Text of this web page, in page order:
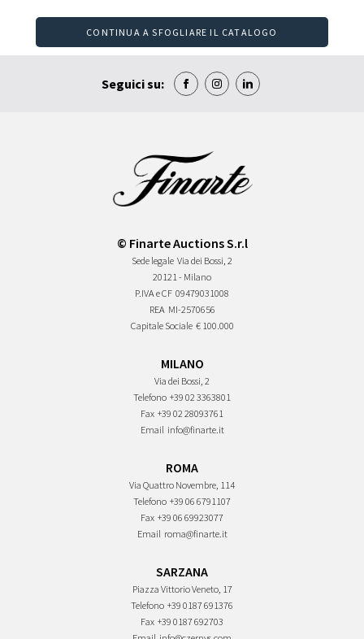
CONTINUA A SFOGLIARE IL CATALOGO
Seguici su:
© Finarte Auctions S.r.l
Sede legale Via dei Bossi, 2
20121 - Milano
P.IVA e CF 09479031008
REA MI-2570656
Capitale Sociale € 100.000
MILANO
Via dei Bossi, 2
Telefono +39 02 3363801
Fax +39 02 28093761
Email info@finarte.it
ROMA
Via Quattro Novembre, 114
Telefono +39 06 6791107
Fax +39 06 69923077
Email roma@finarte.it
SARZANA
Piazza Vittorio Veneto, 17
Telefono +39 0187 691376
Fax +39 0187 692703